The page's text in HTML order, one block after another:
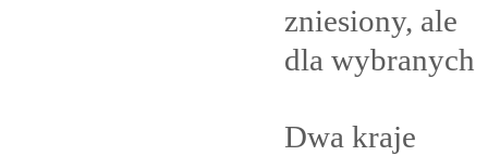
zniesiony, ale
dla wybranych
Dwa kraje